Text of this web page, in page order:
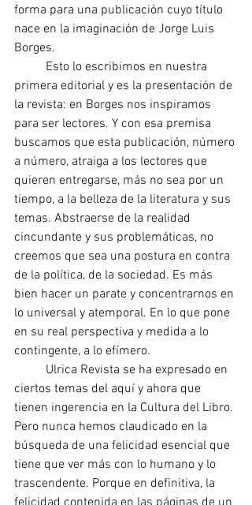
forma para una publicación cuyo título
nace en la imaginación de Jorge Luis
Borges.
primera editorial y es la presentación de
la revista: en Borges nos inspiramos
para ser lectores. Y con esa premisa
buscamos que esta publicación, número
a número, atraiga a los lectores que
quieren entregarse, más no sea por un
tiempo, a la belleza de la literatura y sus
temas. Abstraerse de la realidad
cincundante y sus problemáticas, no
creemos que sea una postura en contra
de la política, de la sociedad. Es más
bien hacer un parate y concentrarnos en
lo universal y atemporal. En lo que pone
en su real perspectiva y medida a lo
contingente, a lo efímero.
ciertos temas del aquí y ahora que
tienen ingerencia en la Cultura del Libro.
Pero nunca hemos claudicado en la
búsqueda de una felicidad esencial que
tiene que ver más con lo humano y lo
trascendente. Porque en definitiva, la